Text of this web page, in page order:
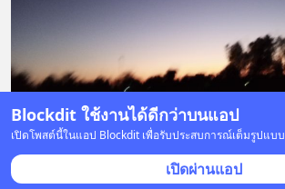
Blockdit ใช้งานได้ดีกว่าบนแอป
เปิดโพสต์นี้ในแอป Blockdit เพื่อรับประสบการณ์เต็มรูปแบบ
เปิดผ่านแอป
บันทึก